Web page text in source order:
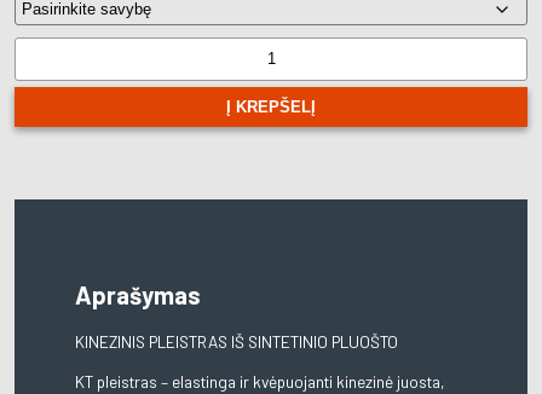
KT
PRO
Į KREPŠELĮ
Aprašymas
KINEZINIS PLEISTRAS IŠ SINTETINIO PLUOŠTO
KT pleistras – elastinga ir kvėpuojanti kinezinė juosta,